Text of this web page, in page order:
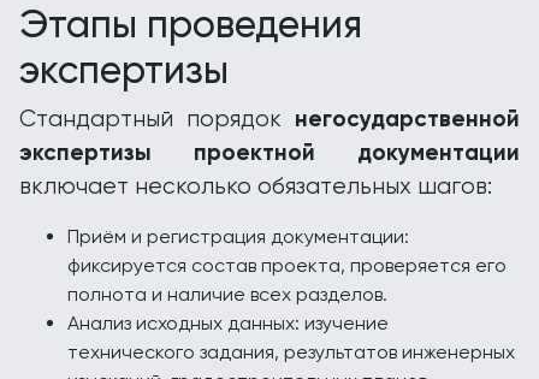
Этапы проведения
экспертизы
Стандартный порядок негосударственной
экспертизы проектной документации
включает несколько обязательных шагов:
Приём и регистрация документации:
фиксируется состав проекта, проверяется его
полнота и наличие всех разделов.
Анализ исходных данных: изучение
технического задания, результатов инженерных